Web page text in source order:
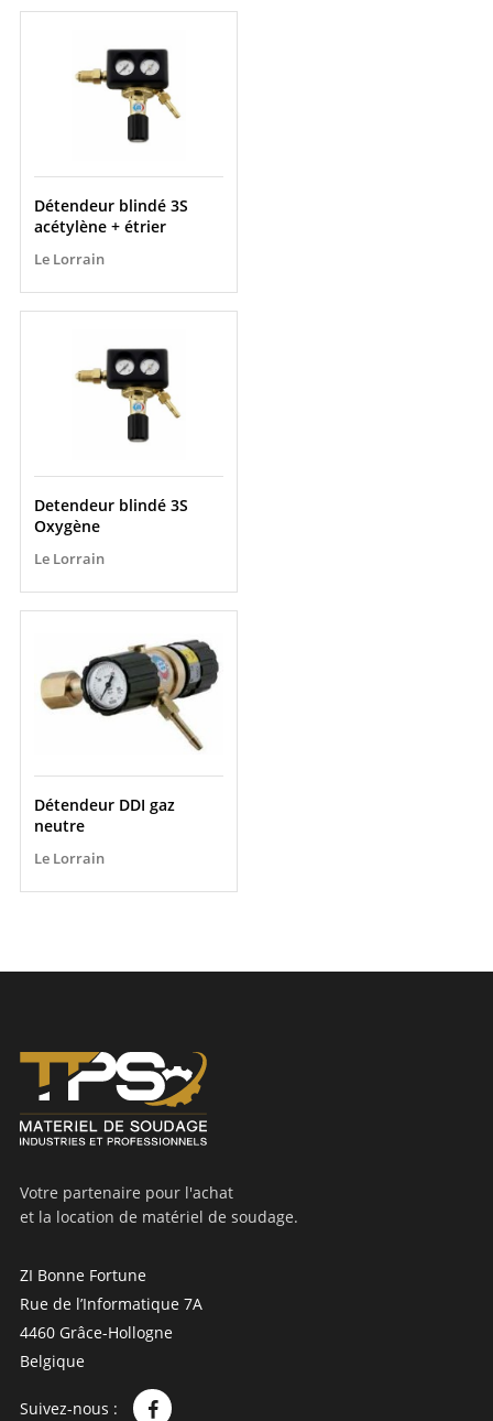
Détendeur blindé 3S
acétylène + étrier
Le Lorrain
Detendeur blindé 3S
Oxygène
Le Lorrain
Détendeur DDI gaz
neutre
Le Lorrain
Votre partenaire pour l'achat
et la location de matériel de soudage.
ZI Bonne Fortune
Rue de l’Informatique 7A
4460 Grâce-Hollogne
Belgique
Suivez-nous :